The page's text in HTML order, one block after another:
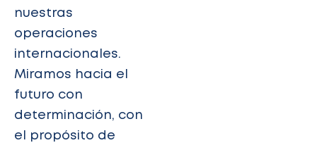
nuestras
operaciones
internacionales.
Miramos hacia el
futuro con
determinación, con
el propósito de